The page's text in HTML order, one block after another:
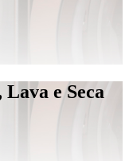
e Seca